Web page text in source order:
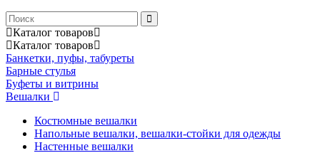
Каталог товаров
Каталог товаров
Банкетки, пуфы, табуреты
Барные стулья
Буфеты и витрины
Вешалки
Костюмные вешалки
Напольные вешалки, вешалки-стойки для одежды
Настенные вешалки